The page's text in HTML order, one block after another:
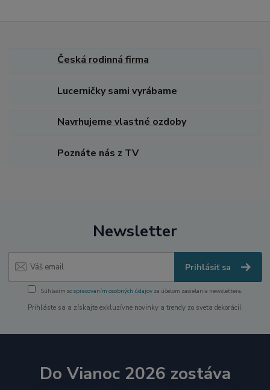
Česká rodinná firma
Lucerničky sami vyrábame
Navrhujeme vlastné ozdoby
Poznáte nás z TV
Newsletter
Prihlásiť sa
Súhlasím sospracovaním osobných údajov za účelom zasielania newslettera.
Prihláste sa a získajte exkluzívne novinky a trendy zo sveta dekorácií.
Do Vianoc 2026 zostáva